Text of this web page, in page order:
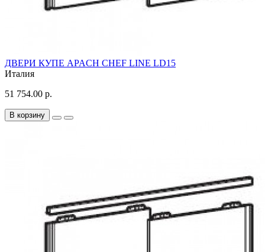
ДВЕРИ КУПЕ APACH CHEF LINE LD15
Италия
51 754.00 р.
В корзину